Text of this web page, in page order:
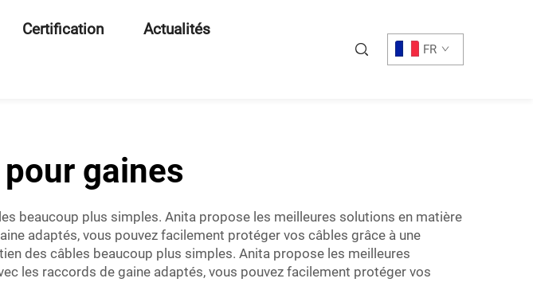
Certification Actualités
FR
gaines
beaucoup plus simples. Anita propose les meilleures solutions en matière
adaptés, vous pouvez facilement protéger vos câbles grâce à une
des câbles beaucoup plus simples. Anita propose les meilleures
les raccords de gaine adaptés, vous pouvez facilement protéger vos